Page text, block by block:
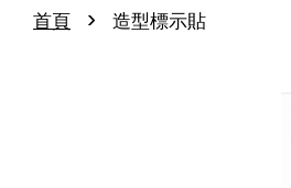
首頁 › 造型標示貼